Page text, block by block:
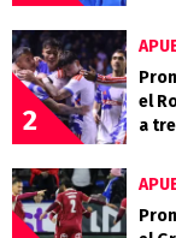
2
el
a